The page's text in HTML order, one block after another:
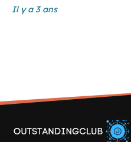
Il y a 3 ans